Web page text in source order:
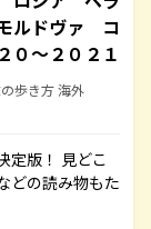
ルドヴァ コ
～２０２１
歩き方 海外
定版！ 見どこ
どの読み物もた